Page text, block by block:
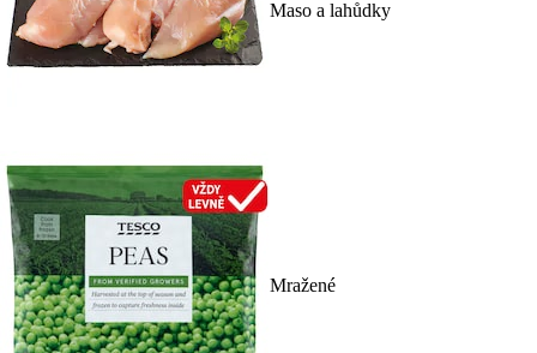
Maso a lahůdky
Mražené